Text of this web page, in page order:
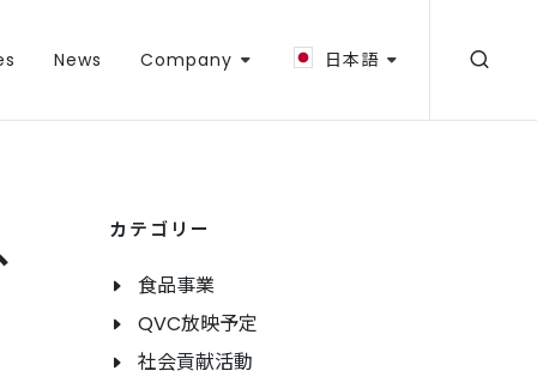
News Company 日本語
カテゴリー
食品事業
QVC放映予定
社会貢献活動